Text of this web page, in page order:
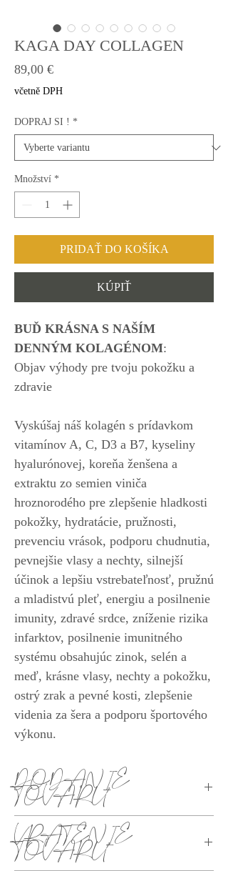
KAGA DAY COLLAGEN
89,00 €Cena
včetně DPH
DOPRAJ SI ! *
Množství *
PRIDAŤ DO KOŠÍKA
KÚPIŤ
BUĎ KRÁSNA S NAŠÍM
DENNÝM KOLAGÉNOM:
Objav výhody pre tvoju pokožku a
zdravie
Vyskúšaj náš kolagén s prídavkom
vitamínov A, C, D3 a B7, kyseliny
hyalurónovej, koreňa ženšena a
extraktu zo semien viniča
hroznorodého pre zlepšenie hladkosti
pokožky, hydratácie, pružnosti,
prevenciu vrások, podporu chudnutia,
pevnejšie vlasy a nechty, silnejší
účinok a lepšiu vstrebateľnosť, pružnú
a mladistvú pleť, energiu a posilnenie
imunity, zdravé srdce, zníženie rizika
infarktov, posilnenie imunitného
systému obsahujúc zinok, selén a
meď, krásne vlasy, nechty a pokožku,
ostrý zrak a pevné kosti, zlepšenie
videnia za šera a podporu športového
výkonu.
DODANIE
TOVARU
1 - 3 dni
VRÁTENIE
TOVARU